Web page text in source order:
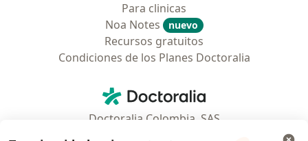
Para clinicas
Noa Notes
nuevo
Recursos gratuitos
Condiciones de los Planes Doctoralia
Doctoralia - Página de inicio
Doctoralia Colombia, SAS